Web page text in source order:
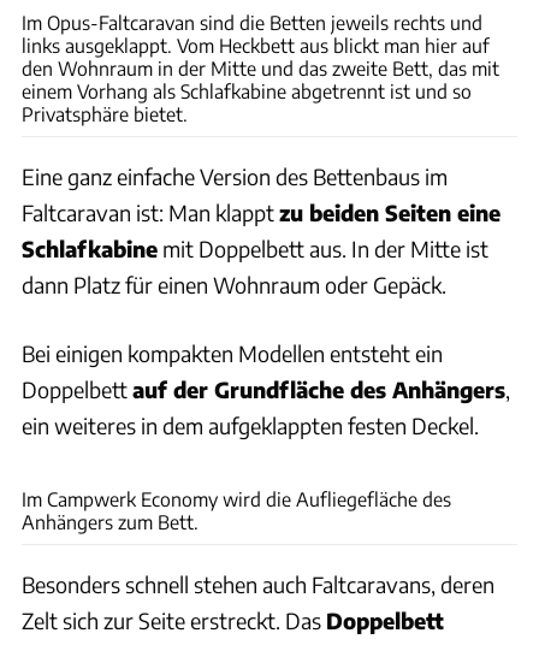
Im Opus-Faltcaravan sind die Betten jeweils rechts und
links ausgeklappt. Vom Heckbett aus blickt man hier auf
den Wohnraum in der Mitte und das zweite Bett, das mit
einem Vorhang als Schlafkabine abgetrennt ist und so
Privatsphäre bietet.
Eine ganz einfache Version des Bettenbaus im
Faltcaravan ist: Man klapptzu beiden Seiten eine
Schlafkabine mit Doppelbett aus. In der Mitte ist
dann Platz für einen Wohnraum oder Gepäck.
Bei einigen kompakten Modellen entsteht ein
Doppelbettauf der Grundfläche des Anhängers,
ein weiteres in dem aufgeklappten festen Deckel.
Im Campwerk Economy wird die Aufliegefläche des
Anhängers zum Bett.
Besonders schnell stehen auch Faltcaravans, deren
Zelt sich zur Seite erstreckt. Das Doppelbett